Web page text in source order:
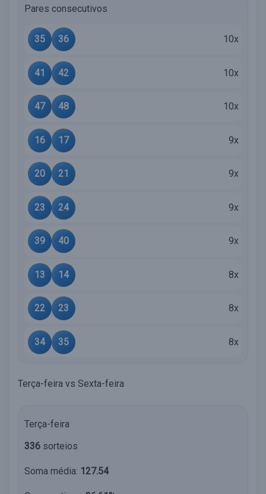
Pares consecutivos
35 36 10x
41 42 10x
47 48 10x
16 17 9x
20 21 9x
23 24 9x
39 40 9x
13 14 8x
22 23 8x
34 35 8x
Terça-feira vs Sexta-feira
Terça-feira
336 sorteios
Soma média: 127.54